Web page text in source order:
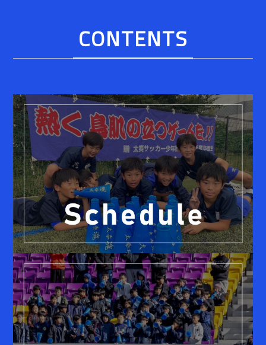
CONTENTS